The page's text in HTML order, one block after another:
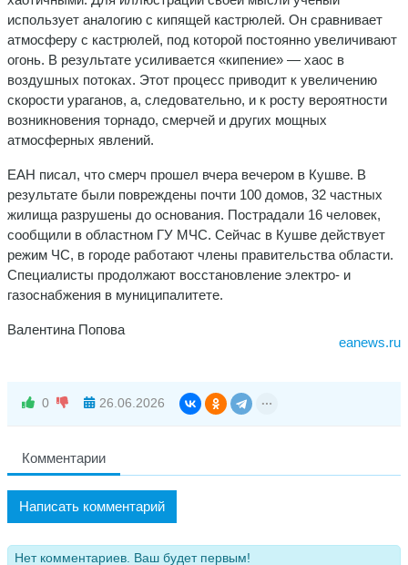
использует аналогию с кипящей кастрюлей. Он сравнивает
атмосферу с кастрюлей, под которой постоянно увеличивают
огонь. В результате усиливается «кипение» — хаос в
воздушных потоках. Этот процесс приводит к увеличению
скорости ураганов, а, следовательно, и к росту вероятности
возникновения торнадо, смерчей и других мощных
атмосферных явлений.
ЕАН писал, что смерч прошел вчера вечером в Кушве. В
результате были повреждены почти 100 домов, 32 частных
жилища разрушены до основания. Пострадали 16 человек,
сообщили в областном ГУ МЧС. Сейчас в Кушве действует
режим ЧС, в городе работают члены правительства области.
Специалисты продолжают восстановление электро- и
газоснабжения в муниципалитете.
Валентина Попова
eanews.ru
0 26.06.2026
Комментарии
Написать комментарий
Нет комментариев. Ваш будет первым!